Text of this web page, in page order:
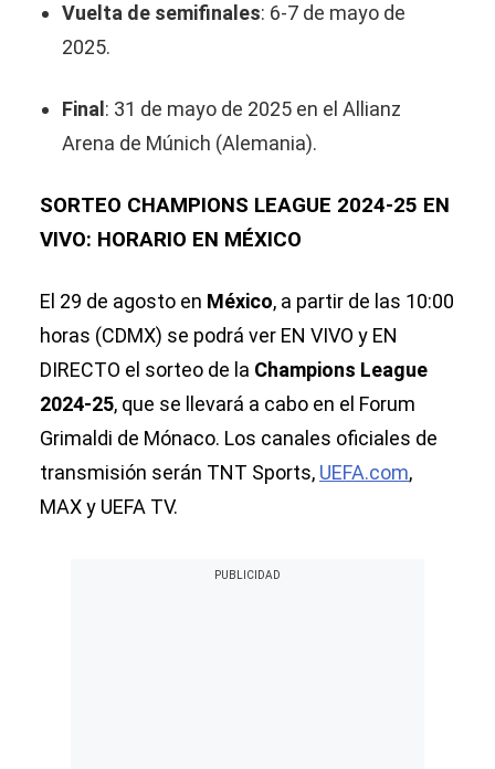
Vuelta de semifinales: 6-7 de mayo de
2025.
Final : 31 de mayo de 2025 en el Allianz
Arena de Múnich (Alemania).
SORTEO CHAMPIONS LEAGUE 2024-25 EN
VIVO: HORARIO EN MÉXICO
El 29 de agosto en México, a partir de las 10:00
horas (CDMX) se podrá ver EN VIVO y EN
DIRECTO el sorteo de la Champions League
2024-25, que se llevará a cabo en el Forum
Grimaldi de Mónaco. Los canales oficiales de
transmisión serán TNT Sports, UEFA.com,
MAX y UEFA TV.